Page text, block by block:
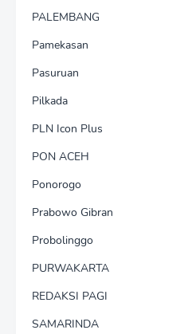
PALEMBANG
Pamekasan
Pasuruan
Pilkada
PLN Icon Plus
PON ACEH
Ponorogo
Prabowo Gibran
Probolinggo
PURWAKARTA
REDAKSI PAGI
SAMARINDA